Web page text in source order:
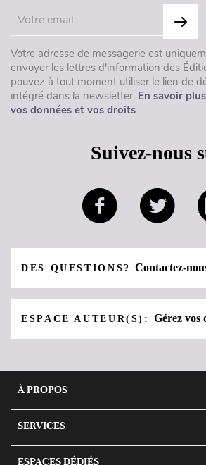
Votre adresse de messagerie est
envoyer les lettres d'information des
pouvez à tout moment utiliser le lien de
intégré dans la newsletter. En savoir
vos données et vos droits
Suivez-nous
DES QUESTIONS?Contactez-
ESPACE AUTEUR(S):Gérez vos
À PROPOS
SERVICES
ESPACES DÉDIÉS